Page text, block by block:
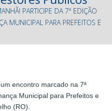
PARTICIPE DA 7ª EDIÇÃO
MUNICIPAL PARA PREFEITOS E
encontro marcado na 7ª
Municipal para Prefeitos e
(RO).